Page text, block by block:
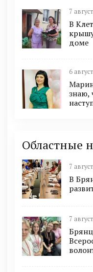
7
В
доме
6
знаю,
Областные
7
В
7